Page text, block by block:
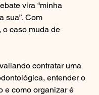
vira “minha
sua”. Com
o caso muda de
contratar uma
entender o
e como organizar é